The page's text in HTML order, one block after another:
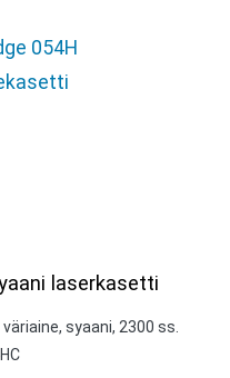
laserkasetti
syaani, 2300 ss.